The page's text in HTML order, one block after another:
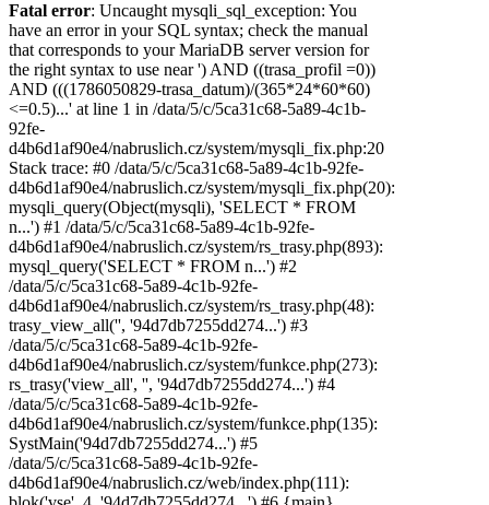
Fatal error: Uncaught mysqli_sql_exception: You
have an error in your SQL syntax; check the manual
that corresponds to your MariaDB server version for
the right syntax to use near ') AND ((trasa_profil =0))
AND (((1786050829-trasa_datum)/(365*24*60*60)
<=0.5)...' at line 1 in /data/5/c/5ca31c68-5a89-4c1b-
92fe-
d4b6d1af90e4/nabruslich.cz/system/mysqli_fix.php:20
Stack trace: #0 /data/5/c/5ca31c68-5a89-4c1b-92fe-
d4b6d1af90e4/nabruslich.cz/system/mysqli_fix.php(20):
mysqli_query(Object(mysqli), 'SELECT * FROM
n...') #1 /data/5/c/5ca31c68-5a89-4c1b-92fe-
d4b6d1af90e4/nabruslich.cz/system/rs_trasy.php(893):
mysql_query('SELECT * FROM n...') #2
/data/5/c/5ca31c68-5a89-4c1b-92fe-
d4b6d1af90e4/nabruslich.cz/system/rs_trasy.php(48):
trasy_view_all('', '94d7db7255dd274...') #3
/data/5/c/5ca31c68-5a89-4c1b-92fe-
d4b6d1af90e4/nabruslich.cz/system/funkce.php(273):
rs_trasy('view_all', '', '94d7db7255dd274...') #4
/data/5/c/5ca31c68-5a89-4c1b-92fe-
d4b6d1af90e4/nabruslich.cz/system/funkce.php(135):
SystMain('94d7db7255dd274...') #5
/data/5/c/5ca31c68-5a89-4c1b-92fe-
d4b6d1af90e4/nabruslich.cz/web/index.php(111):